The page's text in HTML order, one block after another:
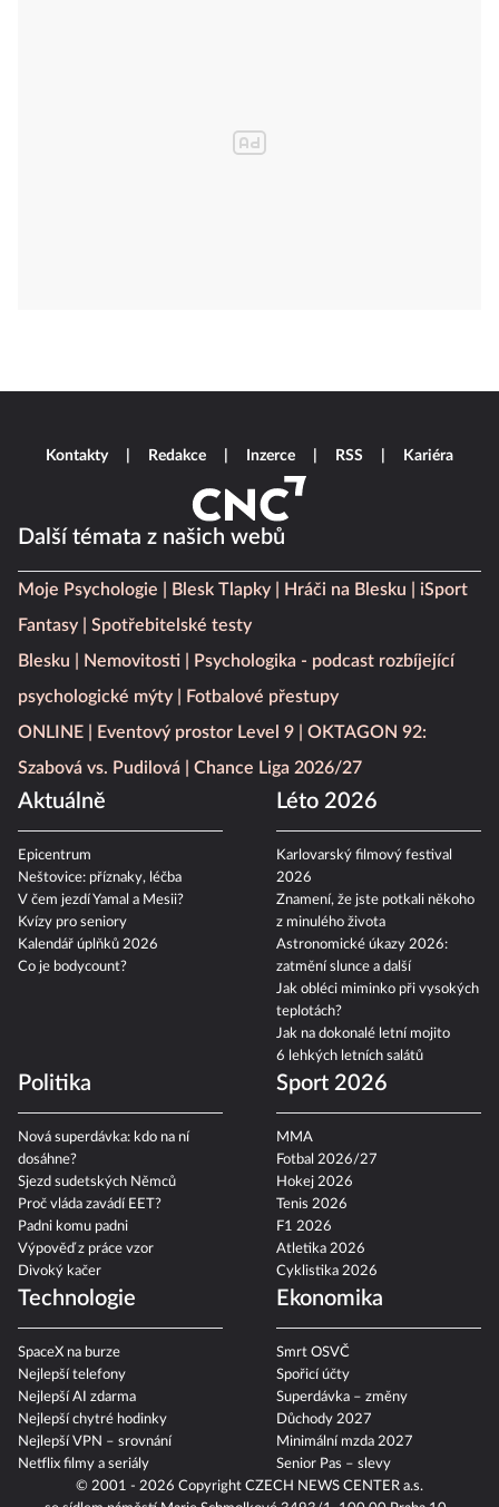
Další témata z našich webů
Moje Psychologie Blesk Tlapky Hráči na Blesku
iSport
Fantasy
Spotřebitelské testy
Blesku
Nemovitosti
Psychologika - podcast rozbíjející
psychologické mýty
Fotbalové přestupy
ONLINE
Eventový prostor Level 9
OKTAGON 92:
Szabová vs. Pudilová
Chance Liga 2026/27
Aktuálně
Epicentrum
Neštovice: příznaky, léčba
V čem jezdí Yamal a Mesii?
Kvízy pro seniory
Kalendář úplňků 2026
Co je bodycount?
Léto 2026
Karlovarský filmový festival
2026
Znamení, že jste potkali někoho
z minulého života
Astronomické úkazy 2026:
zatmění slunce a další
Jak obléci miminko při vysokých
teplotách?
Jak na dokonalé letní mojito
6 lehkých letních salátů
Politika
Nová superdávka: kdo na ní
dosáhne?
Sjezd sudetských Němců
Proč vláda zavádí EET?
Padni komu padni
Výpověď z práce vzor
Divoký kačer
Sport 2026
MMA
Fotbal 2026/27
Hokej 2026
Tenis 2026
F1 2026
Atletika 2026
Cyklistika 2026
Technologie
SpaceX na burze
Nejlepší telefony
Nejlepší AI zdarma
Nejlepší chytré hodinky
Nejlepší VPN – srovnání
Netflix filmy a seriály
Ekonomika
Smrt OSVČ
Spořicí účty
Superdávka – změny
Důchody 2027
Minimální mzda 2027
Senior Pas – slevy
Kontakty Redakce Inzerce RSS Kariéra
© 2001 - 2026 Copyright CZECH NEWS CENTER a.s.